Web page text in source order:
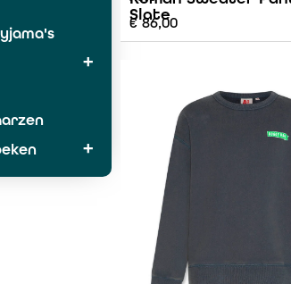
Slate
€86,00